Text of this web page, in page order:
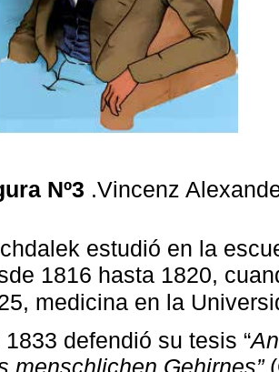
Nº3 .Vincenz
estudió en la
1816 hasta 1820,
medicina en la
1833 defendió su tesis “